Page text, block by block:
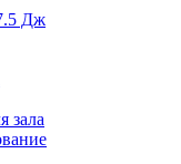
Дж
зала